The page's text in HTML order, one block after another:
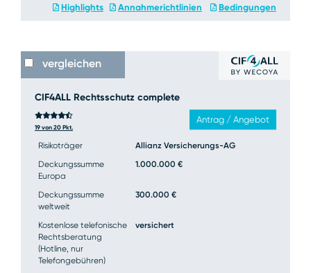
Highlights Annahmerichtlinien Bedingungen
vergleichen
CIF4ALL Rechtsschutz complete
19 von 20 Pkt.
Antrag / Angebot
Risikoträger
Allianz Versicherungs-AG
Deckungssumme
Europa
1.000.000 €
Deckungssumme
weltweit
300.000 €
Kostenlose telefonische
Rechtsberatung
(Hotline, nur
Telefongebühren)
versichert